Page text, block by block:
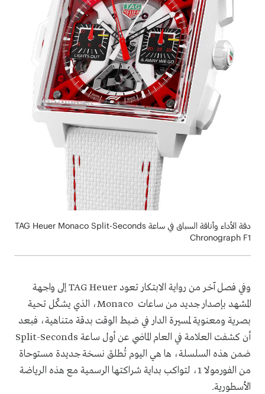
دقة الأداء وأناقة السباق في ساعة TAG Heuer Monaco Split-Seconds
Chronograph F1
وفي فصل آخر من رواية الابتكار تعود TAG Heuer إلى واجهة
المشهد بإصدار جديد من ساعات Monaco، الذي يشكّل تحية
بصرية ومعنوية لمسيرة الدار في ضبط الوقت بدقة متناهية، فبعد
أن كشفت العلامة في العام الماضي عن أول ساعة Split-Seconds
ضمن هذه السلسلة، ها هي اليوم تُطلق نسخة جديدة مستوحاة
من الفورمولا 1، لتواكب بداية شراكتها الرسمية مع هذه الرياضة
الأسطورية.